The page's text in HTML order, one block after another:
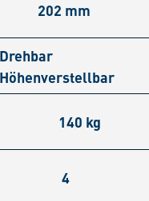
202 mm
Drehbar
Höhenverstellbar
140 kg
4